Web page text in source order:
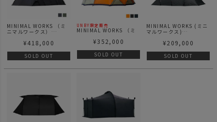
MINIMAL WORKS （ミ
ニマルワークス）
ント シェルター
¥418,000
SOLD OUT
UNBY限定販売
MINIMAL WORKS （ミ
BIG BALL R ビッグボー
¥352,000
SOLD OUT
MINIMAL WORKS (ミニ
マルワークス)
¥209,000
SOLD OUT